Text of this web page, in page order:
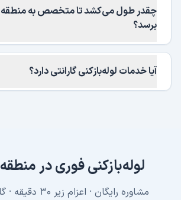
برسد؟
آیا خدمات لوله‌بازکنی گارانتی دارد؟
لوله‌بازکنی فوری درمنطقه ۱۰ تهران
مشاوره رایگان · اعزام زیر ۳۰ دقیقه · گارانتی ۳ ماهه